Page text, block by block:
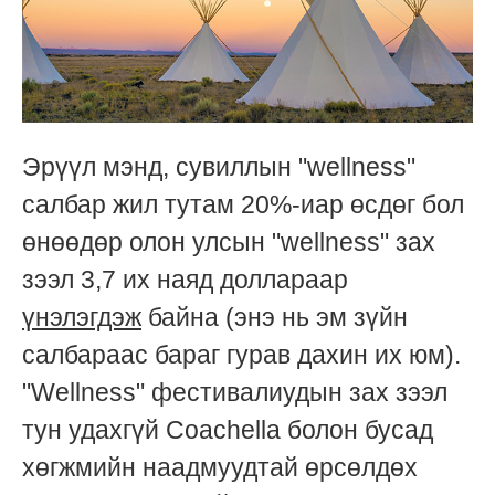
Эрүүл мэнд, сувиллын "wellness"
салбар жил тутам 20%-иар өсдөг бол
өнөөдөр олон улсын "wellness" зах
зээл 3,7 их наяд доллараар
үнэлэгдэж байна (энэ нь эм зүйн
салбараас бараг гурав дахин их юм).
"Wellness" фестивалиудын зах зээл
тун удахгүй Coachella болон бусад
хөгжмийн наадмуудтай өрсөлдөх